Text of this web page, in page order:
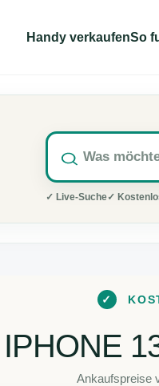
Handy verkaufenSo
✓ Live-Suche✓
✓
Ankaufspreise